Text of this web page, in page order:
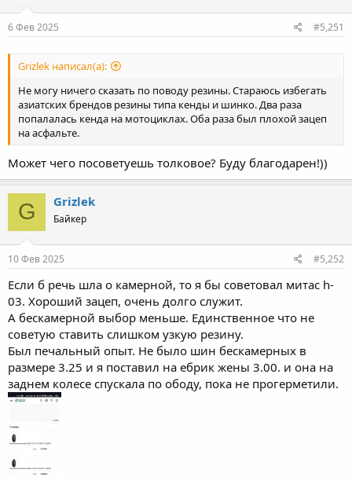
6 Фев 2025 #5,251
Grizlek написал(а):
Не могу ничего сказать по поводу резины. Стараюсь избегать
азиатских брендов резины типа кенды и шинко. Два раза
попалалась кенда на мотоциклах. Оба раза был плохой зацеп
на асфальте.
Может чего посоветуешь толковое? Буду благодарен!))
G Grizlek
Байкер
10 Фев 2025 #5,252
Если б речь шла о камерной, то я бы советовал митас h-
03. Хороший зацеп, очень долго служит.
А бескамерной выбор меньше. Единственное что не
советую ставить слишком узкую резину.
Был печальный опыт. Не было шин бескамерных в
размере 3.25 и я поставил на ебрик жены 3.00. и она на
заднем колесе спускала по ободу, пока не прогерметили.